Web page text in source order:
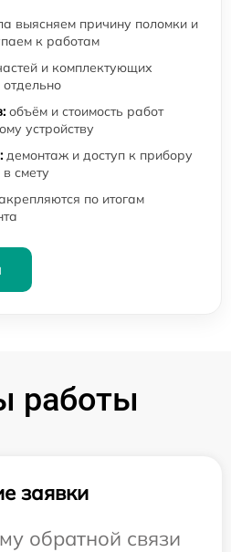
выясняем причину поломки и
к работам
и комплектующих
объём и стоимость работ
устройству
демонтаж и доступ к прибору
смету
по итогам
работы
заявки
обратной связи